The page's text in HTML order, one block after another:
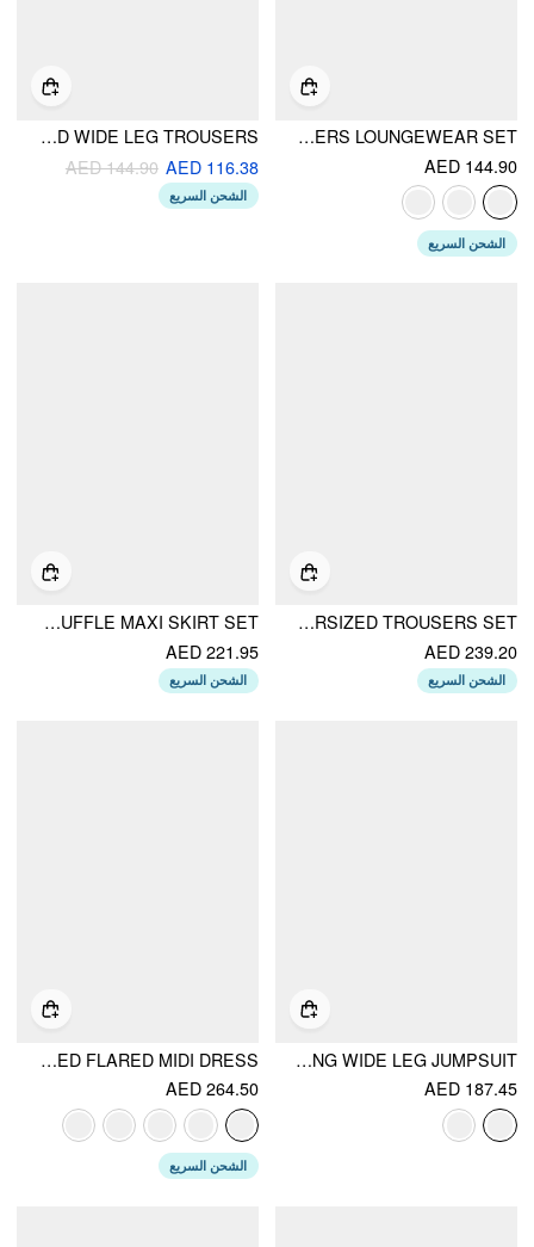
COTTON-BLEND STRIPE DRAWSTRING RUFFLE HEM TANK TOP & LOW RISE DRAWSTRING TROUSERS LOUNGEWEAR SET
AED 144.90
الشحن السريع
SQUARE NECK STRIPED KNOTTED CROP CAMI TOP WITH HIGH RISE STRIPED WIDE LEG TROUSERS
AED 116.38
AED 144.90
الشحن السريع
LINEN-BLEND ASYMMETRICAL CAMI TOP & MID RISE WIDE LEG OVERSIZED TROUSERS SET
AED 239.20
الشحن السريع
COTTON-BLEND HALTER NECKLINE STRIPE TIE FRONT SHIRRED TOP & MID RISE ELASTIC WAIST RUFFLE MAXI SKIRT SET
AED 221.95
الشحن السريع
COTTON-BLEND V-NECK STRIPES DRAWSTRING WIDE LEG JUMPSUIT
AED 187.45
COTTON-BLEND FLORAL SWEETHEART NECK RUCHED FLARED MIDI DRESS
AED 264.50
الشحن السريع